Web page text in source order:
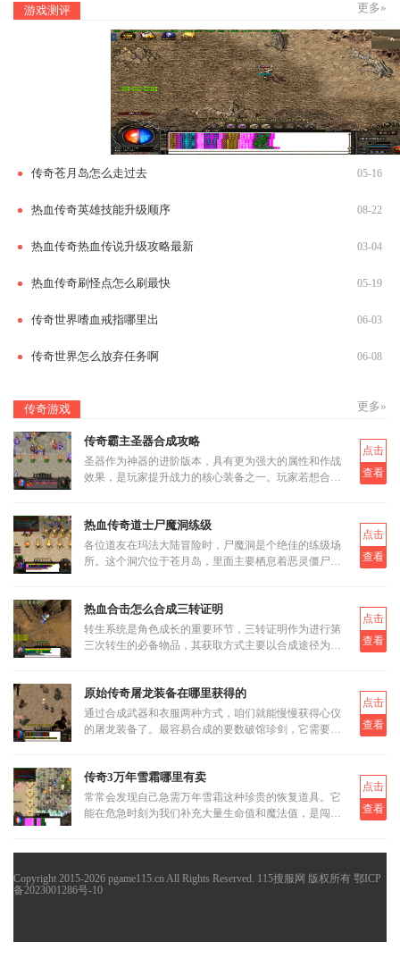
游戏测评 更多»
传奇苍月岛怎么走过去 05-16
热血传奇英雄技能升级顺序 08-22
热血传奇热血传说升级攻略最新 03-04
热血传奇刷怪点怎么刷最快 05-19
传奇世界嗜血戒指哪里出 06-03
传奇世界怎么放弃任务啊 06-08
传奇游戏 更多»
传奇霸主圣器合成攻略
圣器作为神器的进阶版本，具有更为强大的属性和作战
效果，是玩家提升战力的核心装备之一。玩家若想合成
点击
查看
热血传奇道士尸魔洞练级
各位道友在玛法大陆冒险时，尸魔洞是个绝佳的练级场
所。这个洞穴位于苍月岛，里面主要栖息着恶灵僵尸和
点击
查看
热血合击怎么合成三转证明
转生系统是角色成长的重要环节，三转证明作为进行第
三次转生的必备物品，其获取方式主要以合成途径为
点击
查看
原始传奇屠龙装备在哪里获得的
通过合成武器和衣服两种方式，咱们就能慢慢获得心仪
的屠龙装备了。最容易合成的要数破馆珍剑，它需要的
点击
查看
传奇3万年雪霜哪里有卖
常常会发现自己急需万年雪霜这种珍贵的恢复道具。它
能在危急时刻为我们补充大量生命值和魔法值，是闯荡
点击
查看
Copyright 2015-2026 pgame115.cn All Rights Reserved. 115搜服网 版权所有 鄂ICP
备2023001286号-10